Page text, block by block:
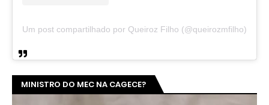
Um post compartilhado por Queiroz Filho (@queirozmfilho)
MINISTRO DO MEC NA CAGECE?